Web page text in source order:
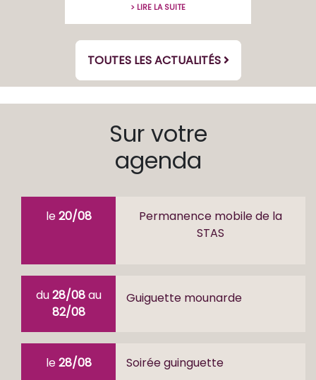
> LIRE LA SUITE
TOUTES LES ACTUALITÉS
Sur votre
agenda
le20/08
Permanence mobile de la
STAS
du28/08au
82/08
Guiguette mounarde
le28/08 Soirée guinguette